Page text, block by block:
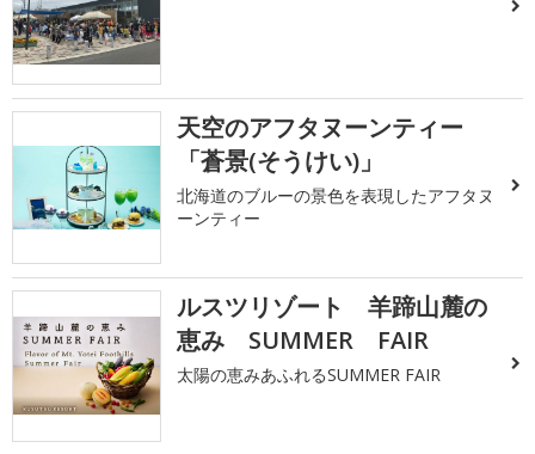
天空のアフタヌーンティー
「蒼景(そうけい)」
北海道のブルーの景色を表現したアフタヌ
ーンティー
ルスツリゾート 羊蹄山麓の
恵み SUMMER FAIR
太陽の恵みあふれるSUMMER FAIR